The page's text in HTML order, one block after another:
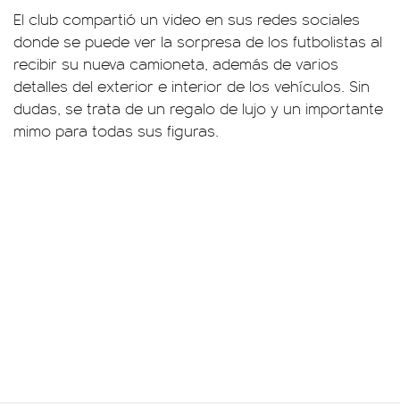
El club compartió un video en sus redes sociales
donde se puede ver la sorpresa de los futbolistas al
recibir su nueva camioneta, además de varios
detalles del exterior e interior de los vehículos. Sin
dudas, se trata de un regalo de lujo y un importante
mimo para todas sus figuras.